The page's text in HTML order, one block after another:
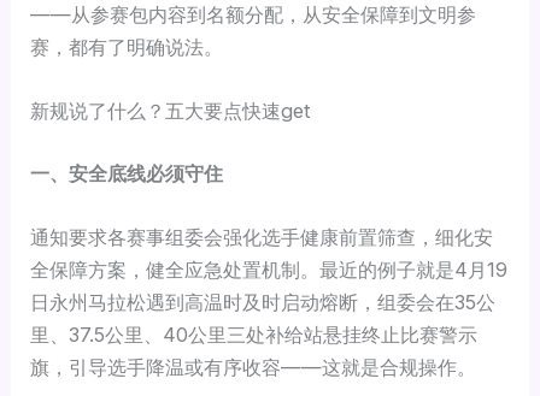
——从参赛包内容到名额分配，从安全保障到文明参
赛，都有了明确说法。
新规说了什么？五大要点快速get
一、安全底线必须守住
通知要求各赛事组委会强化选手健康前置筛查，细化安
全保障方案，健全应急处置机制。最近的例子就是4月19
日永州马拉松遇到高温时及时启动熔断，组委会在35公
里、37.5公里、40公里三处补给站悬挂终止比赛警示
旗，引导选手降温或有序收容——这就是合规操作。